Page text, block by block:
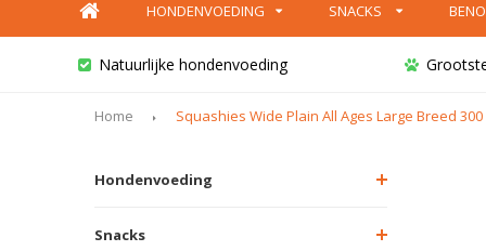
HONDENVOEDING SNACKS
Natuurlijke hondenvoeding
Home Squashies Wide Plain All Ages Large Breed 300
Hondenvoeding
Snacks